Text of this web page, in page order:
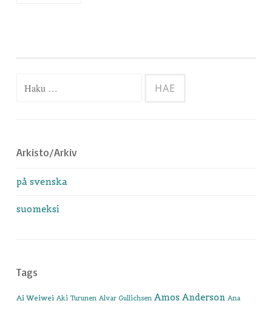
Haku:
Arkisto/Arkiv
på svenska
suomeksi
Tags
Ai Weiwei Aki Turunen Alvar Gullichsen Amos Anderson Ana